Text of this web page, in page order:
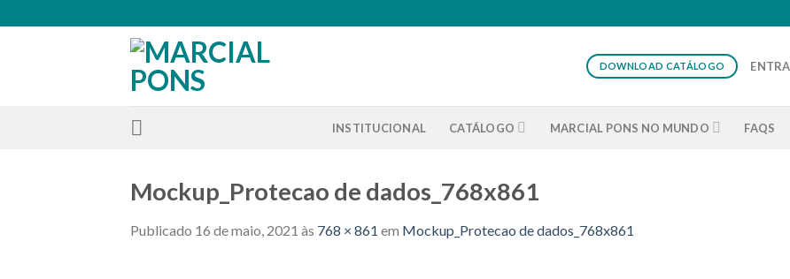
to
DOWNLOAD CATÁLOGO
INSTITUCIONAL CATÁLOGO MARCIAL PONS NO MUNDO FAQS
Mockup_Protecao de dados_768x861
Publicado 16 de maio, 2021 às 768 × 861 em Mockup_Protecao de dados_768x861